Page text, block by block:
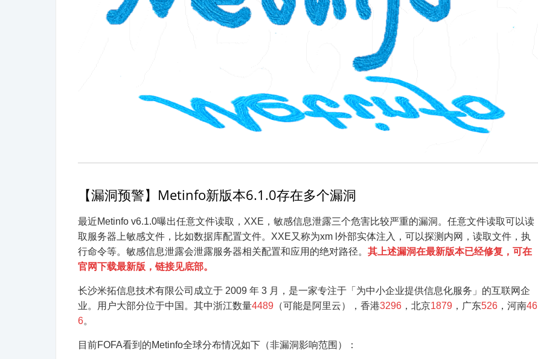
【漏洞预警】Metinfo新版本6.1.0存在多个漏洞
最近Metinfo v6.1.0曝出任意文件读取，XXE，敏感信息泄露三个危害比较严重的漏洞。任意文件读取可以读
取服务器上敏感文件，比如数据库配置文件。XXE又称为xm l外部实体注入，可以探测内网，读取文件，执
行命令等。敏感信息泄露会泄露服务器相关配置和应用的绝对路径。 其上述漏洞在最新版本已经修复，可在
官网下载最新版，链接见底部。
长沙米拓信息技术有限公司成立于 2009 年 3 月，是一家专注于「为中小企业提供信息化服务」的互联网企
业。用户大部分位于中国。其中浙江数量4489 （可能是阿里云），香港3296 ，北京1879 ，广东526 ，河南46
6。
目前FOFA看到的Metinfo全球分布情况如下（非漏洞影响范围）：